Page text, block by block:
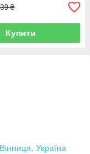
₴
Купити
Україна